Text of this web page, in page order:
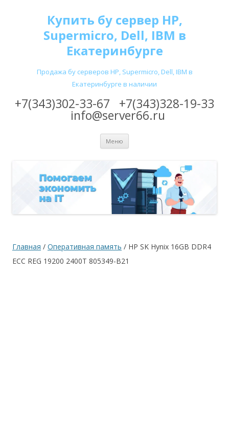
Купить бу сервер HP,
Supermicro, Dell, IBM в
Екатеринбурге
Продажа бу серверов HP, Supermicro, Dell, IBM в
Екатеринбурге в наличии
+7(343)302-33-67 +7(343)328-19-33
info@server66.ru
Меню
Главная / Оперативная память / HP SK Hynix 16GB DDR4
ECC REG 19200 2400T 805349-B21